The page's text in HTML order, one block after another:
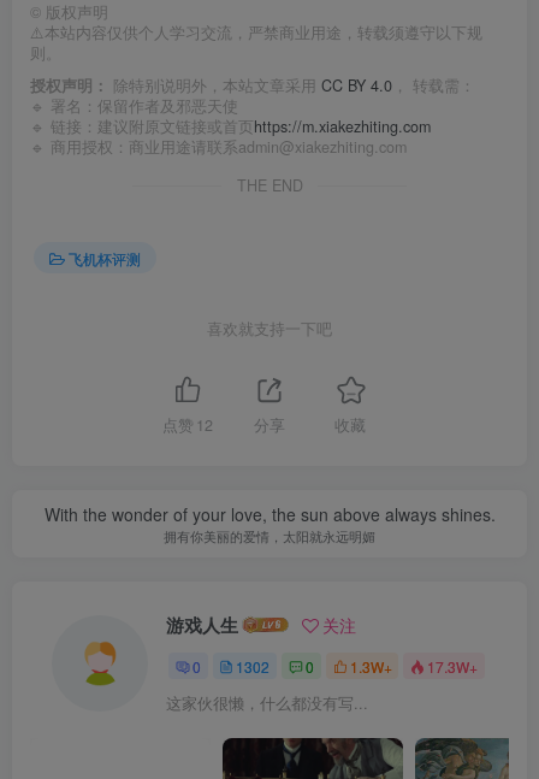
© 版权声明
⚠️本站内容仅供个人学习交流，严禁商业用途，转载须遵守以下规
则。
授权声明： 除特别说明外，本站文章采用 CC BY 4.0 ， 转载需：
🔹 署名：保留作者及 邪恶天使
🔹 链接：建议附原文链接或首页https://m.xiakezhiting.com
🔹 商用授权：商业用途请联系admin@xiakezhiting.com
THE END
飞机杯评测
喜欢就支持一下吧
点赞 12 分享 收藏
With the wonder of your love, the sun above always shines.
拥有你美丽的爱情，太阳就永远明媚
游戏人生 关注
0 1302 0 1.3W+ 17.3W+
这家伙很懒，什么都没有写...